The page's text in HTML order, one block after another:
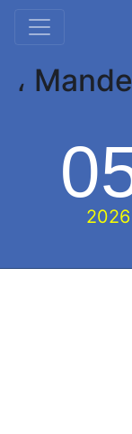
الساعة الان في Mandeville ،